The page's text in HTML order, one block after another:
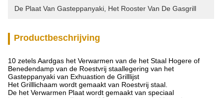
De Plaat Van Gasteppanyaki Het Rooster Van De Gasgrill
Productbeschrijving
10 zetels Aardgas het Verwarmen van de het Staal Hogere of
Benedendamp van de Roestvrij staallegering van het
Gasteppanyaki van Exhuastion de Grilllijst
Het Grilllichaam wordt gemaakt van Roestvrij staal.
De het Verwarmen Plaat wordt gemaakt van speciaal